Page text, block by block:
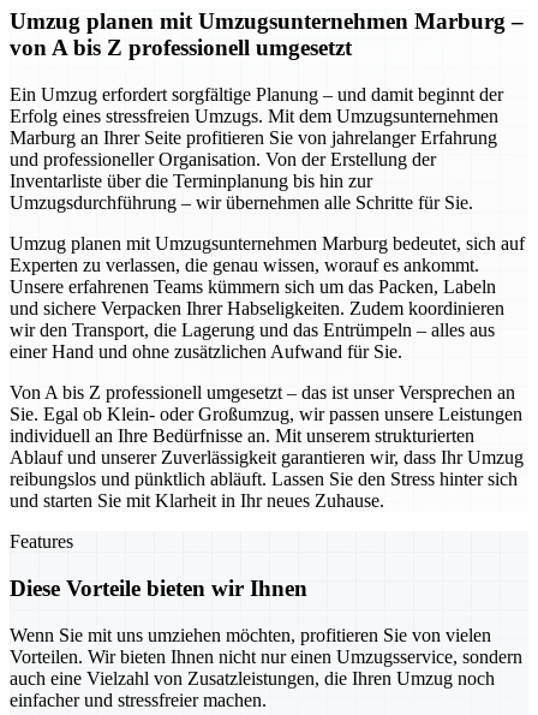
Umzug planen mit Umzugsunternehmen Marburg –
von A bis Z professionell umgesetzt
Ein Umzug erfordert sorgfältige Planung – und damit beginnt der
Erfolg eines stressfreien Umzugs. Mit dem Umzugsunternehmen
Marburg an Ihrer Seite profitieren Sie von jahrelanger Erfahrung
und professioneller Organisation. Von der Erstellung der
Inventarliste über die Terminplanung bis hin zur
Umzugsdurchführung – wir übernehmen alle Schritte für Sie.
Umzug planen mit Umzugsunternehmen Marburg bedeutet, sich auf
Experten zu verlassen, die genau wissen, worauf es ankommt.
Unsere erfahrenen Teams kümmern sich um das Packen, Labeln
und sichere Verpacken Ihrer Habseligkeiten. Zudem koordinieren
wir den Transport, die Lagerung und das Entrümpeln – alles aus
einer Hand und ohne zusätzlichen Aufwand für Sie.
Von A bis Z professionell umgesetzt – das ist unser Versprechen an
Sie. Egal ob Klein- oder Großumzug, wir passen unsere Leistungen
individuell an Ihre Bedürfnisse an. Mit unserem strukturierten
Ablauf und unserer Zuverlässigkeit garantieren wir, dass Ihr Umzug
reibungslos und pünktlich abläuft. Lassen Sie den Stress hinter sich
und starten Sie mit Klarheit in Ihr neues Zuhause.
Features
Diese Vorteile bieten wir Ihnen
Wenn Sie mit uns umziehen möchten, profitieren Sie von vielen
Vorteilen. Wir bieten Ihnen nicht nur einen Umzugsservice, sondern
auch eine Vielzahl von Zusatzleistungen, die Ihren Umzug noch
einfacher und stressfreier machen.